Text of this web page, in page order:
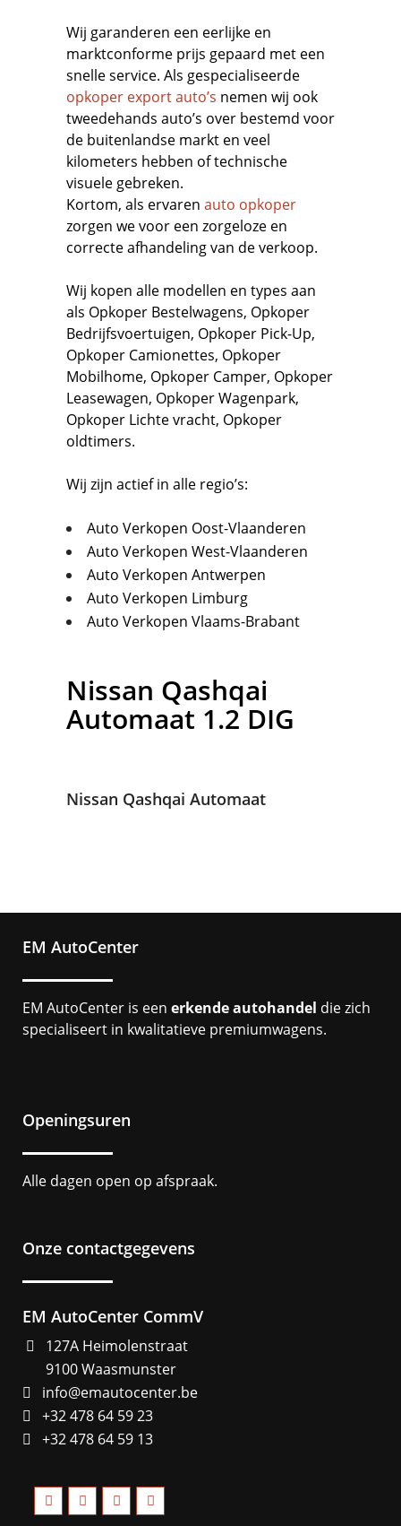
Wij garanderen een eerlijke en
marktconforme prijs gepaard met een
snelle service. Als gespecialiseerde
opkoper export auto’s nemen wij ook
tweedehands auto’s over bestemd voor
de buitenlandse markt en veel
kilometers hebben of technische
visuele gebreken.
Kortom, als ervaren auto opkoper
zorgen we voor een zorgeloze en
correcte afhandeling van de verkoop.
Wij kopen alle modellen en types aan
als Opkoper Bestelwagens, Opkoper
Bedrijfsvoertuigen, Opkoper Pick-Up,
Opkoper Camionettes, Opkoper
Mobilhome, Opkoper Camper, Opkoper
Leasewagen, Opkoper Wagenpark,
Opkoper Lichte vracht, Opkoper
oldtimers.
Wij zijn actief in alle regio’s:
Auto Verkopen Oost-Vlaanderen
Auto Verkopen West-Vlaanderen
Auto Verkopen Antwerpen
Auto Verkopen Limburg
Auto Verkopen Vlaams-Brabant
Nissan Qashqai
Automaat 1.2 DIG
Nissan Qashqai Automaat
EM AutoCenter
EM AutoCenter is een erkende autohandel die zich
specialiseert in kwalitatieve premiumwagens.
Openingsuren
Alle dagen open op afspraak.
Onze contactgegevens
EM AutoCenter CommV
127A Heimolenstraat
9100 Waasmunster
info@emautocenter.be
+32 478 64 59 23
+32 478 64 59 13